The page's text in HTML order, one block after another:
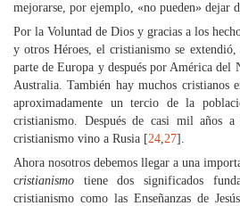
mejorarse, por ejemplo, «no pueden» dejar
Por la Voluntad de Dios y gracias a los
y otros Héroes, el cristianismo se
parte de Europa y después por América
Australia. También hay muchos
aproximadamente un tercio de la
cristianismo. Después de casi mil años
cristianismo vino a Rusia [24,27].
Ahora nosotros debemos llegar a una
cristianismo tiene dos significados
cristianismo como las Enseñanzas de